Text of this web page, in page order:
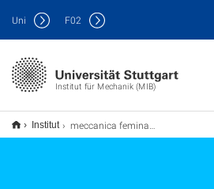
Institut für Mechanik (MIB)
Uni F02
Institut meccanica feminale 2026